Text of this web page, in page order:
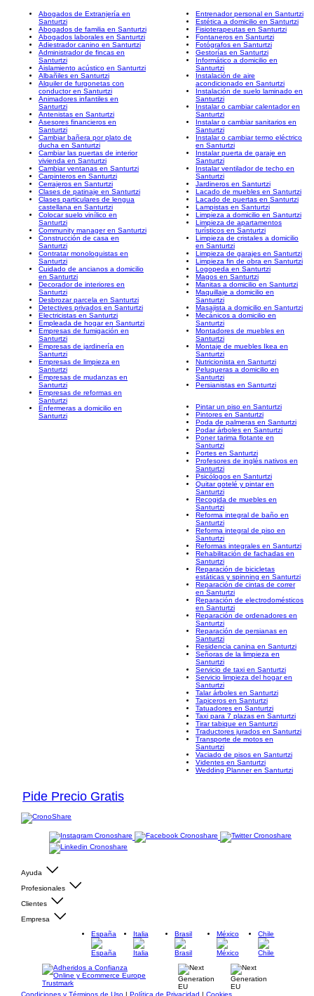
Abogados de Extranjería en
Santurtzi
Abogados de familia en Santurtzi
Abogados laborales en Santurtzi
Adiestrador canino en Santurtzi
Administrador de fincas en
Santurtzi
Aislamiento acústico en Santurtzi
Albañiles en Santurtzi
Alquiler de furgonetas con
conductor en Santurtzi
Animadores infantiles en
Santurtzi
Antenistas en Santurtzi
Asesores financieros en
Santurtzi
Cambiar bañera por plato de
ducha en Santurtzi
Cambiar las puertas de interior
vivienda en Santurtzi
Cambiar ventanas en Santurtzi
Carpinteros en Santurtzi
Cerrajeros en Santurtzi
Clases de patinaje en Santurtzi
Clases particulares de lengua
castellana en Santurtzi
Colocar suelo vinílico en
Santurtzi
Community manager en Santurtzi
Construcción de casa en
Santurtzi
Contratar monologuistas en
Santurtzi
Cuidado de ancianos a domicilio
en Santurtzi
Decorador de interiores en
Santurtzi
Desbrozar parcela en Santurtzi
Detectives privados en Santurtzi
Electricistas en Santurtzi
Empleada de hogar en Santurtzi
Empresas de fumigación en
Santurtzi
Empresas de jardinería en
Santurtzi
Empresas de limpieza en
Santurtzi
Empresas de mudanzas en
Santurtzi
Empresas de reformas en
Santurtzi
Enfermeras a domicilio en
Santurtzi
Entrenador personal en Santurtzi
Estética a domicilio en Santurtzi
Fisioterapeutas en Santurtzi
Fontaneros en Santurtzi
Fotógrafos en Santurtzi
Gestorías en Santurtzi
Informático a domicilio en
Santurtzi
Instalación de aire
acondicionado en Santurtzi
Instalación de suelo laminado en
Santurtzi
Instalar o cambiar calentador en
Santurtzi
Instalar o cambiar sanitarios en
Santurtzi
Instalar o cambiar termo eléctrico
en Santurtzi
Instalar puerta de garaje en
Santurtzi
Instalar ventilador de techo en
Santurtzi
Jardineros en Santurtzi
Lacado de muebles en Santurtzi
Lacado de puertas en Santurtzi
Lampistas en Santurtzi
Limpieza a domicilio en Santurtzi
Limpieza de apartamentos
turísticos en Santurtzi
Limpieza de cristales a domicilio
en Santurtzi
Limpieza de garajes en Santurtzi
Limpieza fin de obra en Santurtzi
Logopeda en Santurtzi
Magos en Santurtzi
Manitas a domicilio en Santurtzi
Maquillaje a domicilio en
Santurtzi
Masajista a domicilio en Santurtzi
Mecánicos a domicilio en
Santurtzi
Montadores de muebles en
Santurtzi
Montaje de muebles Ikea en
Santurtzi
Nutricionista en Santurtzi
Peluqueras a domicilio en
Santurtzi
Persianistas en Santurtzi
Pintar un piso en Santurtzi
Pintores en Santurtzi
Poda de palmeras en Santurtzi
Podar árboles en Santurtzi
Poner tarima flotante en
Santurtzi
Portes en Santurtzi
Profesores de inglés nativos en
Santurtzi
Psicólogos en Santurtzi
Quitar gotelé y pintar en
Santurtzi
Recogida de muebles en
Santurtzi
Reforma integral de baño en
Santurtzi
Reforma integral de piso en
Santurtzi
Reformas integrales en Santurtzi
Rehabilitación de fachadas en
Santurtzi
Reparación de bicicletas
estáticas y spinning en Santurtzi
Reparación de cintas de correr
en Santurtzi
Reparación de electrodomésticos
en Santurtzi
Reparación de ordenadores en
Santurtzi
Reparación de persianas en
Santurtzi
Residencia canina en Santurtzi
Señoras de la limpieza en
Santurtzi
Servicio de taxi en Santurtzi
Servicio limpieza del hogar en
Santurtzi
Talar árboles en Santurtzi
Tapiceros en Santurtzi
Tatuadores en Santurtzi
Taxi para 7 plazas en Santurtzi
Tirar tabique en Santurtzi
Traductores jurados en Santurtzi
Transporte de motos en
Santurtzi
Vaciado de pisos en Santurtzi
Videntes en Santurtzi
Wedding Planner en Santurtzi
Pide Precio Gratis
Ayuda
Profesionales
Clientes
Empresa
España
Italia Brasil México Chile
Condiciones y Términos de Uso | Política de Privacidad | Cookies